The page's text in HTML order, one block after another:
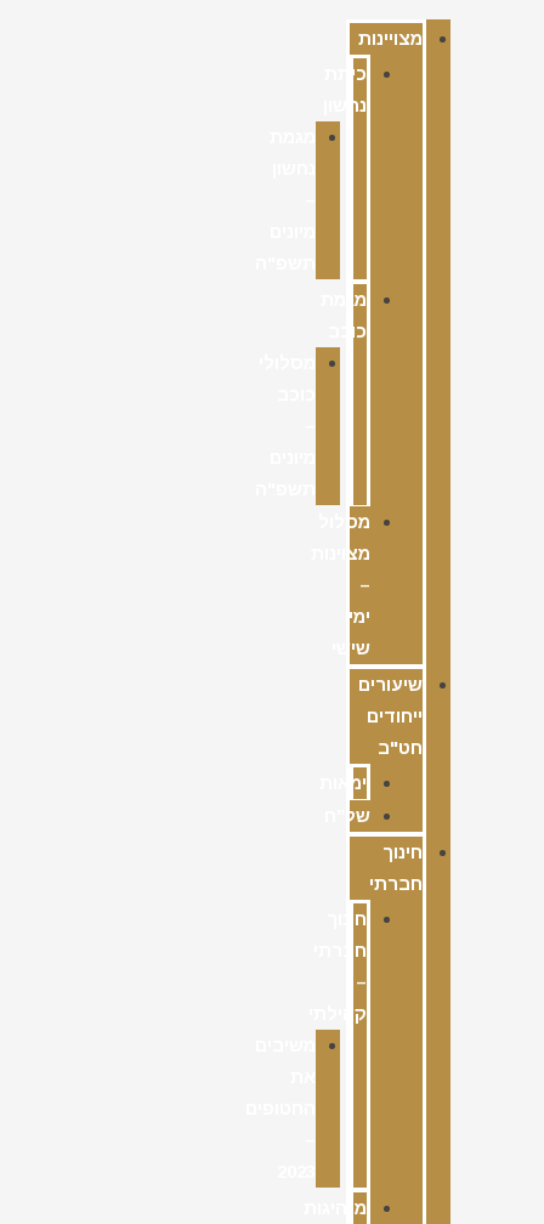
מצויינות
כיתת
נחשון
מגמת
כוכב
מסלול
מצוינות
–
ימי
שישי
שיעורים
ייחודים
חט"ב
ימאות
של”ח
חינוך
חברתי
חינוך
חברתי
–
קהילתי
מנהיגות